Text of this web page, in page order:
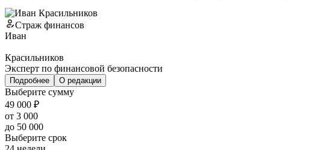
Страж финансов
Иван
Красильников
Эксперт по финансовой безопасности
Подробнее О редакции
Выберите сумму
49 000 ₽
от 3 000
до 50 000
Выберите срок